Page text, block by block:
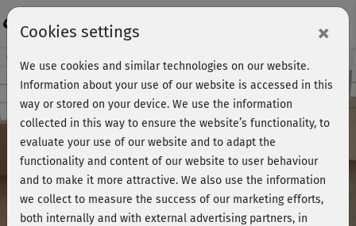
Play
Video
Course preview - join now!
Cookies settings ×
We use cookies and similar technologies on our website.
Information about your use of our website is accessed in this
way or stored on your device. We use the information
collected in this way to ensure the website’s functionality, to
evaluate your use of our website and to adapt the
functionality and content of our website to user behaviour
and to make it more attractive. We also use the information
we collect to measure the success of our marketing efforts,
both internally and with external advertising partners, in